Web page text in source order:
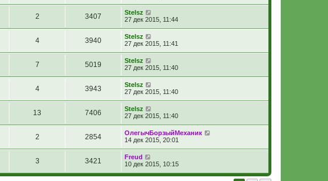
2 3407
Stelsz
27 дек 2015, 11:44
4 3940
Stelsz
27 дек 2015, 11:41
7 5019
Stelsz
27 дек 2015, 11:40
4 3943
Stelsz
27 дек 2015, 11:40
13 7406
Stelsz
27 дек 2015, 11:40
2 2854
ОлегычБорзыйМеханик
14 дек 2015, 20:01
3 3421
Freud
10 дек 2015, 10:15